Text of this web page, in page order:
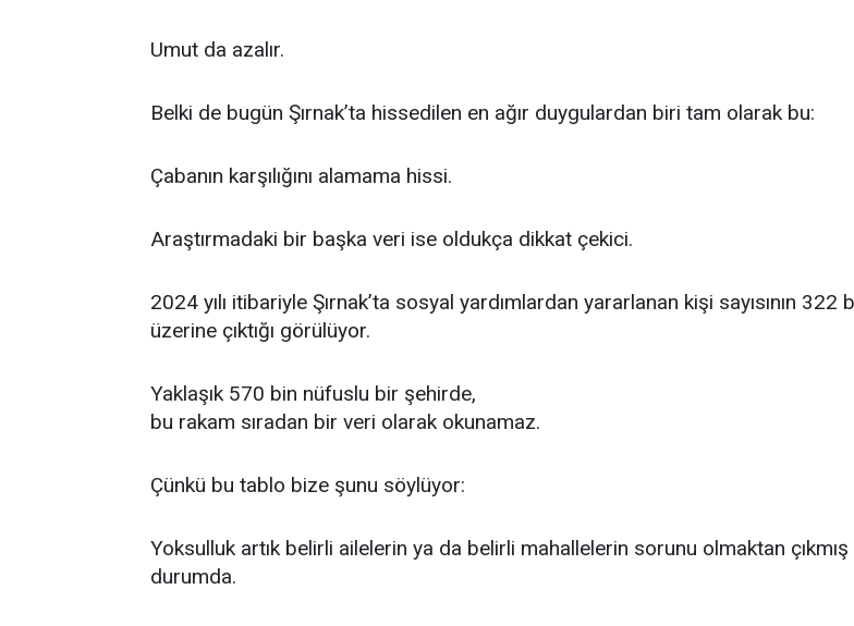
Umut da azalır.
Belki de bugün Şırnak’ta hissedilen en ağır duygulardan biri tam olarak bu:
Çabanın karşılığını alamama hissi.
Araştırmadaki bir başka veri ise oldukça dikkat çekici.
2024 yılı itibariyle Şırnak’ta sosyal yardımlardan yararlanan kişi sayısının 322
üzerine çıktığı görülüyor.
Yaklaşık 570 bin nüfuslu bir şehirde,
bu rakam sıradan bir veri olarak okunamaz.
Çünkü bu tablo bize şunu söylüyor:
Yoksulluk artık belirli ailelerin ya da belirli mahallelerin sorunu olmaktan çıkmış
durumda.